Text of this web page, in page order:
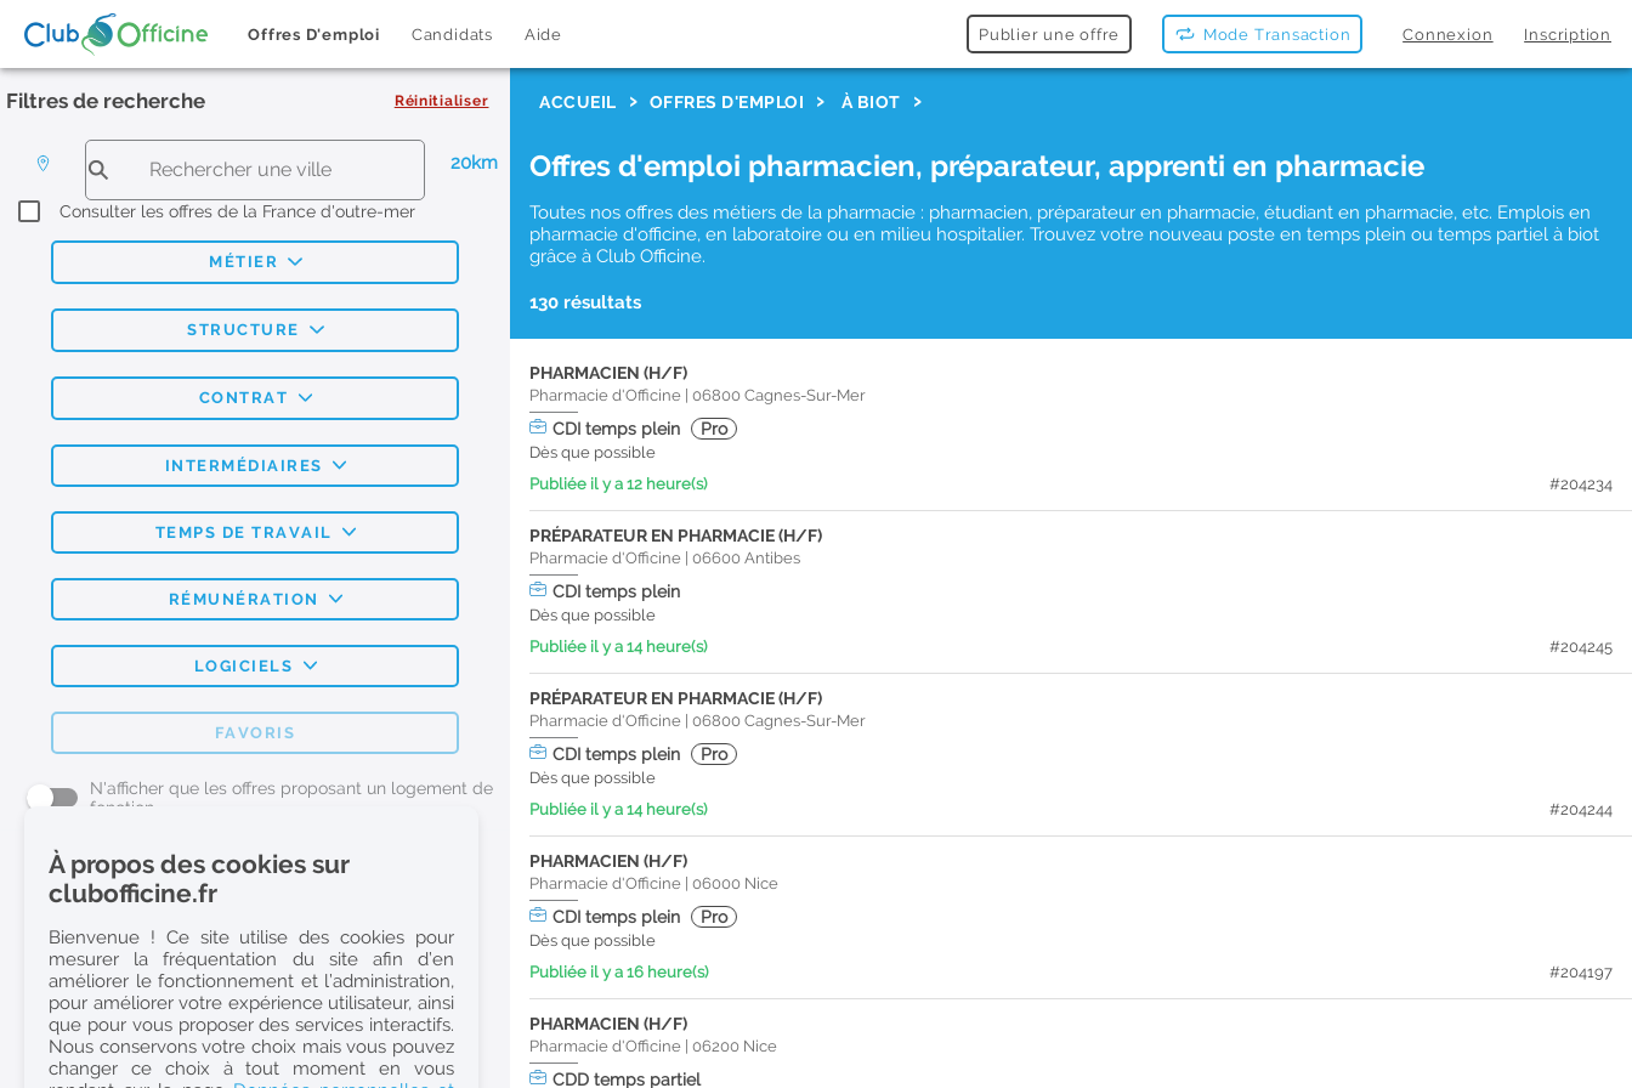
Offres D'emploi Candidats Aide Publier une offre Mode Transaction Connexion Inscription
Filtres de recherche Réinitialiser
20km
Consulter les offres de la France d'outre-mer
MÉTIER
STRUCTURE
CONTRAT
INTERMÉDIAIRES
TEMPS DE TRAVAIL
RÉMUNÉRATION
LOGICIELS
FAVORIS
N'afficher que les offres proposant un logement de
fonction
L'emploi Pharmacie par métier
Pharmacien (H/F)
Préparateur en Pharmacie (H/F)
Etudiant en Pharmacie (H/F)
Etudiant en Pharmacie 6e année validée (H/F)
Conseiller Dermo Cosmetique - Esthéticienne (H/F)
ACCUEIL OFFRES D'EMPLOI À BIOT
Offres d'emploi pharmacien, préparateur, apprenti en pharmacie
Toutes nos offres des métiers de la pharmacie : pharmacien, préparateur en pharmacie, étudiant en pharmacie, etc. Emplois en
pharmacie d'officine, en laboratoire ou en milieu hospitalier. Trouvez votre nouveau poste en temps plein ou temps partiel à biot
grâce à Club Officine.
130 résultats
PHARMACIEN (H/F)
Pharmacie d'Officine |06800Cagnes-Sur-Mer
CDItemps plein Pro
Dès que possible
Publiée il y a 12 heure(s)
#204234
PRÉPARATEUR EN PHARMACIE (H/F)
Pharmacie d'Officine |06600Antibes
CDItemps plein
Dès que possible
Publiée il y a 14 heure(s)
#204245
PRÉPARATEUR EN PHARMACIE (H/F)
Pharmacie d'Officine |06800Cagnes-Sur-Mer
CDItemps plein Pro
Dès que possible
Publiée il y a 14 heure(s)
#204244
PHARMACIEN (H/F)
Pharmacie d'Officine |06000 Nice
CDItemps plein Pro
Dès que possible
Publiée il y a 16 heure(s)
#204197
PHARMACIEN (H/F)
Pharmacie d'Officine |06200 Nice
CDDtemps partiel
À propos des cookies sur
clubofficine.fr
Bienvenue ! Ce site utilise des cookies pour
mesurer la fréquentation du site afin d’en
améliorer le fonctionnement et l’administration,
pour améliorer votre expérience utilisateur, ainsi
que pour vous proposer des services interactifs.
Nous conservons votre choix mais vous pouvez
changer ce choix à tout moment en vous